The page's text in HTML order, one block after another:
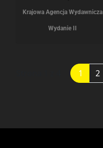
Krajowa Agencja Wydawnicza
Wydanie II
1 2